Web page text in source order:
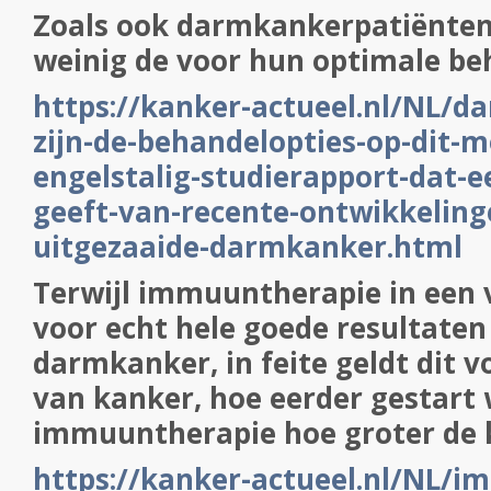
Zoals ook
weinig de voor hun optimale
https://kanker-actueel.nl/NL/
zijn-de-behandelopties-op-dit-
engelstalig-studierapport-dat-
geeft-van-recente-
uitgezaaide-darmkanker.html
Terwijl immuuntherapie in een
voor echt hele goede
darmkanker, in feite geldt dit
van kanker, hoe eerder
immuuntherapie hoe groter de
https://kanker-actueel.nl/NL/